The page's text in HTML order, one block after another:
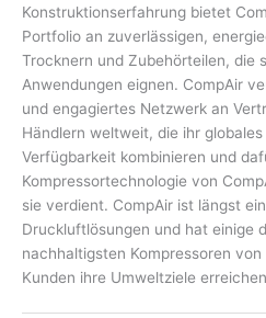
Konstruktionserfahrung bietet
Portfolio an zuverlässigen,
Trocknern und Zubehörteilen, die
Anwendungen eignen. CompAir
und engagiertes Netzwerk an
Händlern weltweit, die ihr
Verfügbarkeit kombinieren und
Kompressortechnologie von
sie verdient. CompAir ist längst
Druckluftlösungen und hat einige
nachhaltigsten Kompressoren
Kunden ihre Umweltziele